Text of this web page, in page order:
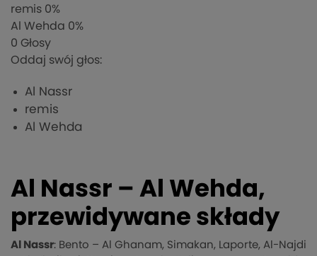
remis 0%
Al Wehda 0%
0 Głosy
Oddaj swój głos:
Al Nassr
remis
Al Wehda
Al Nassr – Al Wehda,
przewidywane składy
Al Nassr: Bento – Al Ghanam, Simakan, Laporte, Al-Najdi